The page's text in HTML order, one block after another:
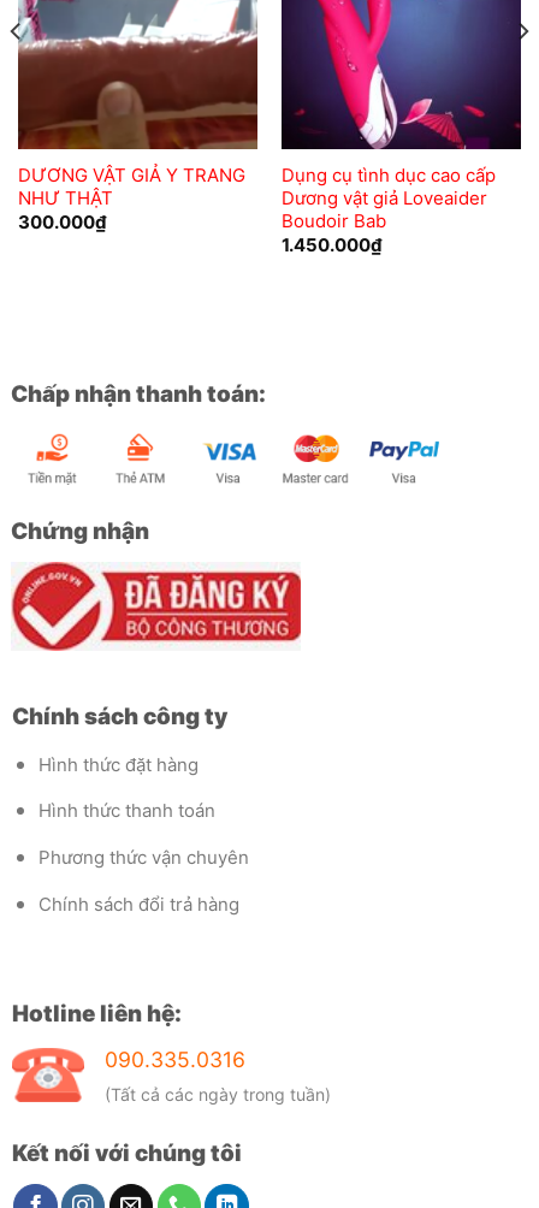
DƯƠNG VẬT GIẢ Y TRANG
NHƯ THẬT
300.000₫
Dụng cụ tình dục cao cấp
Dương vật giả Loveaider
Boudoir Bab
1.450.000₫
Chấp nhận thanh toán:
Chứng nhận
Chính sách công ty
Hình thức đặt hàng
Hình thức thanh toán
Phương thức vận chuyên
Chính sách đổi trả hàng
Hotline liên hệ:
090.335.0316
(Tất cả các ngày trong tuần)
Kết nối với chúng tôi